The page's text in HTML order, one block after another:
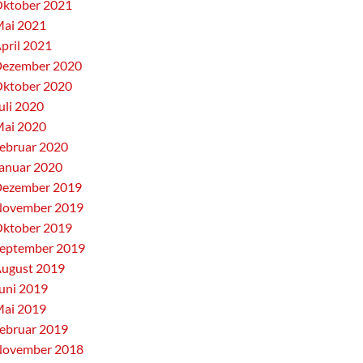
2021
2021
2021
2020
2020
2020
2020
2020
2020
2019
2019
2019
2019
2019
2019
2019
2019
2018